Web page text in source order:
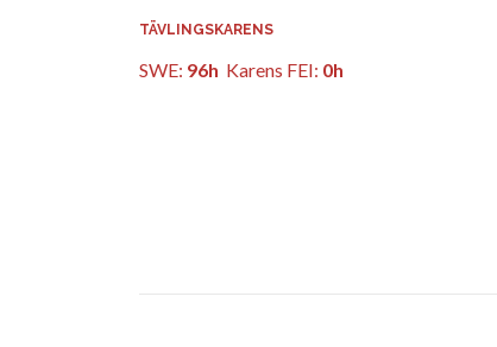
TÄVLINGSKARENS
SWE: 96h Karens FEI: 0h